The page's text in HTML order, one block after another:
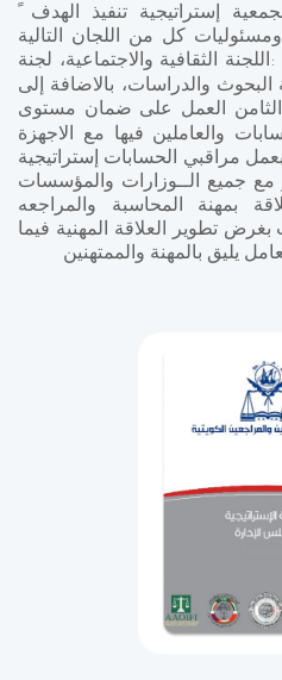
إستراتيجية تنفيذ الهدف
كل من اللجان التالية
: اللجنة الثقافية والاجتماعية، لجنة
البحوث والدراسات، بالاضافة إلى
الثامن العمل على ضمان مستوى
والعاملين فيها مع الاجهزة
مراقبي الحسابات إستراتيجية
مع جميع الــوزارات والمؤسسات
بمهنة المحاسبة والمراجعه
تطوير العلاقة المهنية فيما
يليق بالمهنة والممتهنين